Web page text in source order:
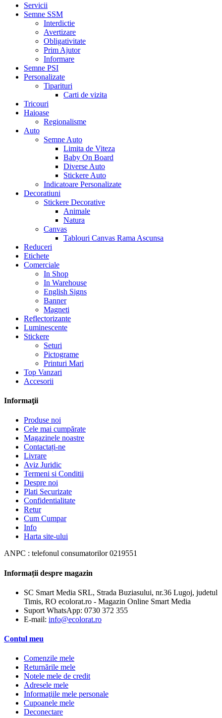
Servicii
Semne SSM
Interdictie
Avertizare
Obligativitate
Prim Ajutor
Informare
Semne PSI
Personalizate
Tiparituri
Carti de vizita
Tricouri
Haioase
Regionalisme
Auto
Semne Auto
Limita de Viteza
Baby On Board
Diverse Auto
Stickere Auto
Indicatoare Personalizate
Decoratiuni
Stickere Decorative
Animale
Natura
Canvas
Tablouri Canvas Rama Ascunsa
Reduceri
Etichete
Comerciale
In Shop
In Warehouse
English Signs
Banner
Magneti
Reflectorizante
Luminescente
Stickere
Seturi
Pictograme
Printuri Mari
Top Vanzari
Accesorii
Informaţii
Produse noi
Cele mai cumpărate
Magazinele noastre
Contactați-ne
Livrare
Aviz Juridic
Termeni si Conditii
Despre noi
Plati Securizate
Confidentialitate
Retur
Cum Cumpar
Info
Harta site-ului
ANPC : telefonul consumatorilor 0219551
Informații despre magazin
SC Smart Media SRL, Strada Buziasului, nr.36 Lugoj, judetul
Timis, RO ecolorat.ro - Magazin Online Smart Media
Suport WhatsApp: 0730 372 355
E-mail: info@ecolorat.ro
Contul meu
Comenzile mele
Returnările mele
Notele mele de credit
Adresele mele
Informaţiile mele personale
Cupoanele mele
Deconectare